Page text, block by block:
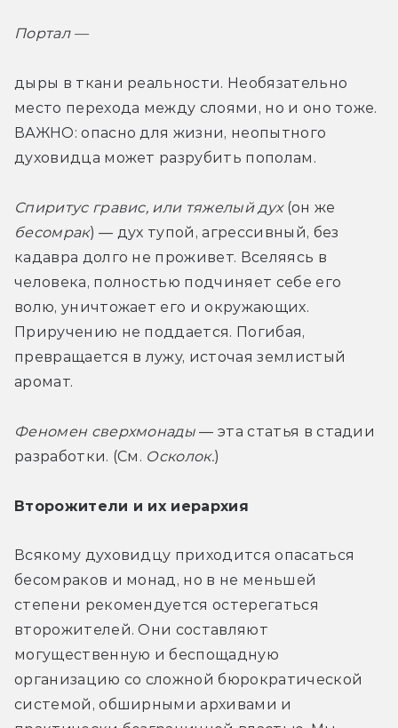
Портал —
дыры в ткани реальности. Необязательно
место перехода между слоями, но и оно тоже.
ВАЖНО: опасно для жизни, неопытного
духовидца может разрубить пополам.
Спиритус гравис, или тяжелый дух
бесомрак) — дух тупой, агрессивный, без
кадавра долго не проживет. Вселяясь в
человека, полностью подчиняет себе его
волю, уничтожает его и окружающих.
Приручению не поддается. Погибая,
превращается в лужу, источая землистый
аромат.
Феномен сверхмонады — эта статья в стадии
разработки. (См. Осколок.)
Второжители и их иерархия
Всякому духовидцу приходится опасаться
бесомраков и монад, но в не меньшей
степени рекомендуется остерегаться
второжителей. Они составляют
могущественную и беспощадную
организацию со сложной бюрократической
системой, обширными архивами и